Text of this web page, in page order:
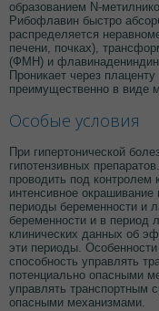
образованием N-
Рибофлавин быстро
распределяется
печени, почках),
(ФМН) и
Проникает через
преимущественно в виде
Особые условия
При гипертонической
гипотензивных
проводить под контролем
интенсивное
периоды беременности и
беременности и в период
клинических данных об
эти периоды.
способность управлять
потенциально опасными
управлять транспортным
опасными механизмами.